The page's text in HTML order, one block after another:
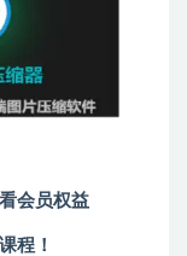
会员权益
程！